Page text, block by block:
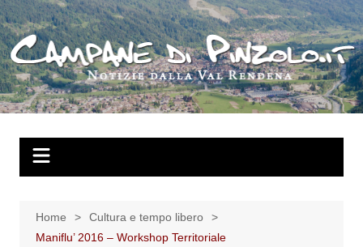
Salta
al
contenuto
Home
Cultura e tempo libero
Maniflu’ 2016 – Workshop Territoriale